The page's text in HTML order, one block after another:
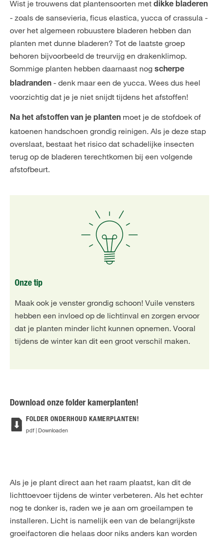
Wist je trouwens dat plantensoorten met dikke bladeren
- zoals de sansevieria, ficus elastica, yucca of crassula -
over het algemeen robuustere bladeren hebben dan
planten met dunne bladeren? Tot de laatste groep
behoren bijvoorbeeld de treurvijg en drakenklimop.
Sommige planten hebben daarnaast nog scherpe
bladranden - denk maar een de yucca. Wees dus heel
voorzichtig dat je je niet snijdt tijdens het afstoffen!
Na het afstoffen van je planten moet je de stofdoek of
katoenen handschoen grondig reinigen. Als je deze stap
overslaat, bestaat het risico dat schadelijke insecten
terug op de bladeren terechtkomen bij een volgende
afstofbeurt.
Onze tip
Maak ook je venster grondig schoon! Vuile vensters
hebben een invloed op de lichtinval en zorgen ervoor
dat je planten minder licht kunnen opnemen. Vooral
tijdens de winter kan dit een groot verschil maken.
Download onze folder kamerplanten!
FOLDER ONDERHOUD KAMERPLANTEN!
pdf | Downloaden
Als je je plant direct aan het raam plaatst, kan dit de
lichttoevoer tijdens de winter verbeteren. Als het echter
nog te donker is, raden we je aan om groeilampen te
installeren. Licht is namelijk een van de belangrijkste
groeifactoren die helaas door niks anders kan worden